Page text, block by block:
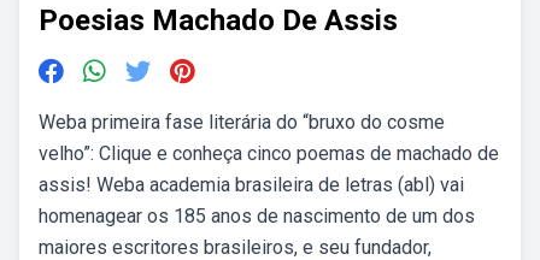
Poesias Machado De Assis
Weba primeira fase literária do “bruxo do cosme
velho”: Clique e conheça cinco poemas de machado de
assis! Weba academia brasileira de letras (abl) vai
homenagear os 185 anos de nascimento de um dos
maiores escritores brasileiros, e seu fundador,